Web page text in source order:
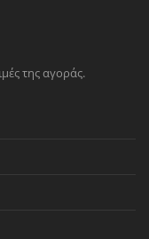
της αγοράς.